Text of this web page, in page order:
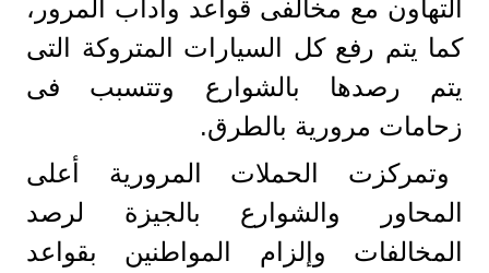
التهاون مع مخالفى قواعد وآداب المرور،
كما يتم رفع كل السيارات المتروكة التى
يتم رصدها بالشوارع وتتسبب فى
زحامات مرورية بالطرق.
وتمركزت الحملات المرورية أعلى
المحاور والشوارع بالجيزة لرصد
المخالفات وإلزام المواطنين بقواعد